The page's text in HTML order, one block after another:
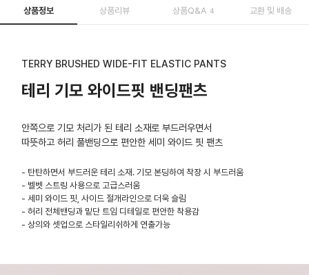
상품정보 상품리뷰 상품Q&A 4 교환 및 배송
TERRY BRUSHED WIDE-FIT ELASTIC PANTS
테리 기모 와이드핏 밴딩팬츠
안쪽으로 기모 처리가 된 테리 소재로 부드러우면서
따뜻하고 허리 풀밴딩으로 편안한 세미 와이드 핏 팬츠
- 탄탄하면서 부드러운 테리 소재. 기모 본딩하여 착장 시 부드러움
- 벨벳 스트링 사용으로 고급스러움
- 세미 와이드 핏, 사이드 절개라인으로 더욱 슬림
- 허리 전체밴딩과 밑단 트임 디테일로 편안한 착용감
- 상의와 셋업으로 스타일리쉬하게 연출가능